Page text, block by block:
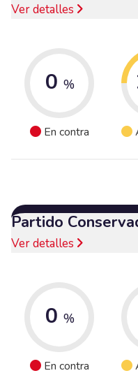
Ver detalles
0 %
En contra
Partido
Ver detalles
0 %
En contra